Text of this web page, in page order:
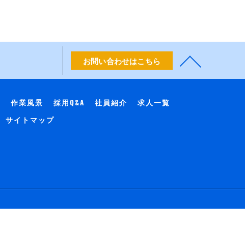
お問い合わせはこちら
作業風景 採用Q&A 社員紹介
求人一覧
サイトマップ